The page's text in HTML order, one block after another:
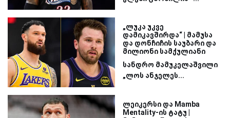
„ლუკა უკვე
დამიკავშირდა“ | მამუსა
და დონჩიჩის საუბარი და
მილიონი სამქულიანი
სანდრო მამუკელაშვილი
„ლოს ანჯელეს...
ლეიკერსი და Mamba
Mentality-ის ტატუ |